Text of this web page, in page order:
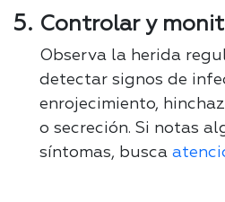
Controlar y
Observa la herida
detectar signos de
enrojecimiento,
o secreción. Si notas
síntomas, busca